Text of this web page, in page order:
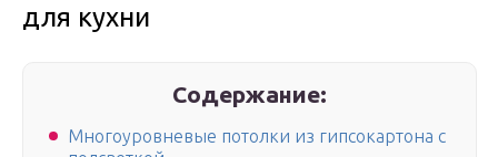
для кухни
Содержание:
Многоуровневые потолки из гипсокартона с